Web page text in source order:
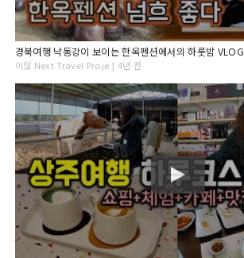
경북여행 낙동강이 보이는 한옥펜션에서의 하룻밤 VLOG
이앉 Next Travel Proje | 4년 전